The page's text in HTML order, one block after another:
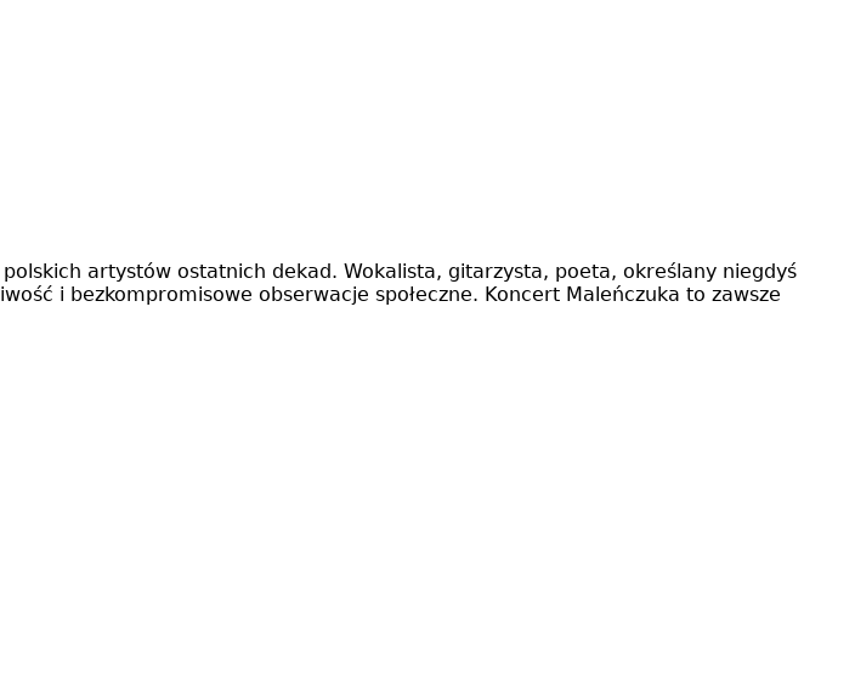
artystów ostatnich dekad. Wokalista, gitarzysta, poeta, określany niegdyś
i bezkompromisowe obserwacje społeczne. Koncert Maleńczuka to zawsze